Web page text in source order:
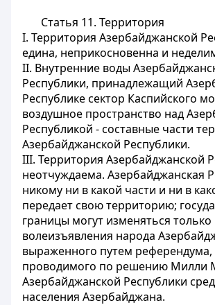
Статья 11. Территория
I. Территория Азербайджанской
едина, неприкосновенна и
II. Внутренние воды
Республики, принадлежащий
Республике сектор Каспийского
воздушное пространство над
Республикой - составные части
Азербайджанской Республики.
III. Территория Азербайджанской
неотчуждаема. Азербайджанская
никому ни в какой части и ни в
передает свою территорию;
границы могут изменяться
волеизъявления народа
выраженного путем референдума,
проводимого по решению Милли
Азербайджанской Республики
населения Азербайджана.